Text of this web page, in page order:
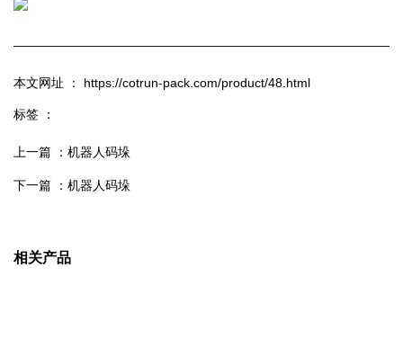
本文网址 ： https://cotrun-pack.com/product/48.html
标签 ：
上一篇 ： 机器人码垛
下一篇 ： 机器人码垛
相关产品